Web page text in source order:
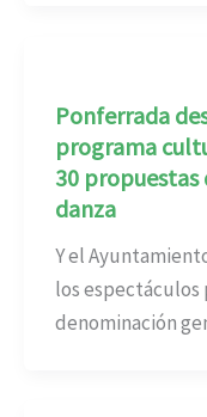
Ponferrada
programa
30 propuestas
danza
Y el
los espectáculos
denominación